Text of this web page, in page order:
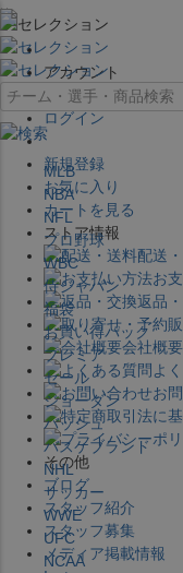
×
アカウント
ログイン
新規登録
お気に入り
カートを見る
ストア情報
配送
お
返品
会社概要
よ
お
その他
ブログ
スタッフ紹介
スタッフ募集
メディア掲載情報
MLB
NBA
NFL
プロ野球
WBC
侍ジャパン
福袋
お買い得パック
プレミア
セール
ジョーダン
バッシュ
バスケブランド
NHL
サッカー
WWE
UFC
NCAA